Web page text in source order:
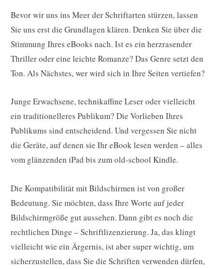
Bevor wir uns ins Meer der Schriftarten stürzen, lassen
Sie uns erst die Grundlagen klären. Denken Sie über die
Stimmung Ihres eBooks nach. Ist es ein herzrasender
Thriller oder eine leichte Romanze? Das Genre setzt den
Ton. Als Nächstes, wer wird sich in Ihre Seiten vertiefen?
Junge Erwachsene, technikaffine Leser oder vielleicht
ein traditionelleres Publikum? Die Vorlieben Ihres
Publikums sind entscheidend. Und vergessen Sie nicht
die Geräte, auf denen sie Ihr eBook lesen werden – alles
vom glänzenden iPad bis zum old-school Kindle.
Die Kompatibilität mit Bildschirmen ist von großer
Bedeutung. Sie möchten, dass Ihre Worte auf jeder
Bildschirmgröße gut aussehen. Dann gibt es noch die
rechtlichen Dinge – Schriftlizenzierung. Ja, das klingt
vielleicht wie ein Ärgernis, ist aber super wichtig, um
sicherzustellen, dass Sie die Schriften verwenden dürfen,